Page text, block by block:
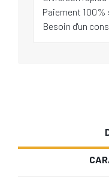
Paiement 100%
Besoin d'un